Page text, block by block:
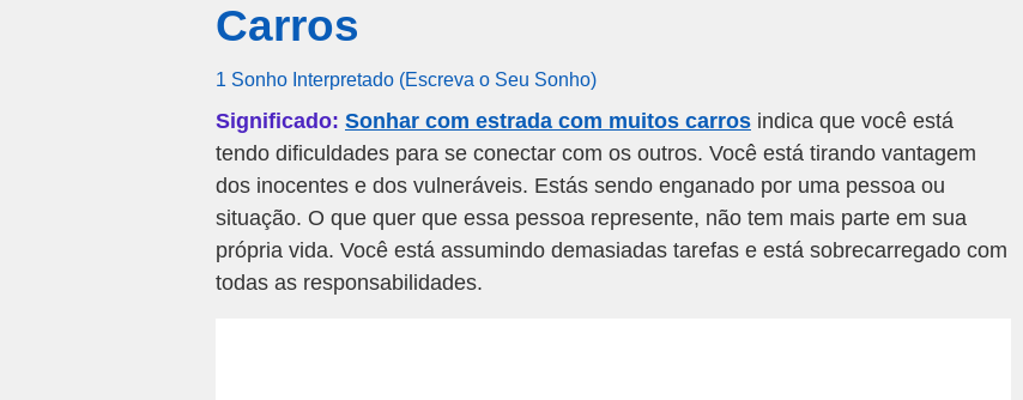
Carros
1 Sonho Interpretado (Escreva o Seu Sonho)
Significado: Sonhar com estrada com muitos carros indica que você está
tendo dificuldades para se conectar com os outros. Você está tirando vantagem
dos inocentes e dos vulneráveis. Estás sendo enganado por uma pessoa ou
situação. O que quer que essa pessoa represente, não tem mais parte em sua
própria vida. Você está assumindo demasiadas tarefas e está sobrecarregado com
todas as responsabilidades.